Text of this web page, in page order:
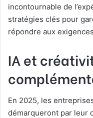
incontournable de
stratégies clés pour
répondre aux
IA et
En 2025, les
démarqueront par leur